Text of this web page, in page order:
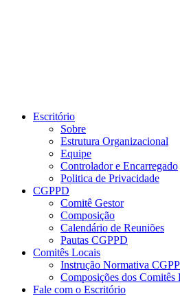
Escritório
Sobre
Estrutura Organizacional
Equipe
Controlador e Encarregado
Politica de Privacidade
CGPPD
Comitê Gestor
Composição
Calendário de Reuniões
Pautas CGPPD
Comitês Locais
Instrução Normativa
Composições dos Comitês
Fale com o Escritório